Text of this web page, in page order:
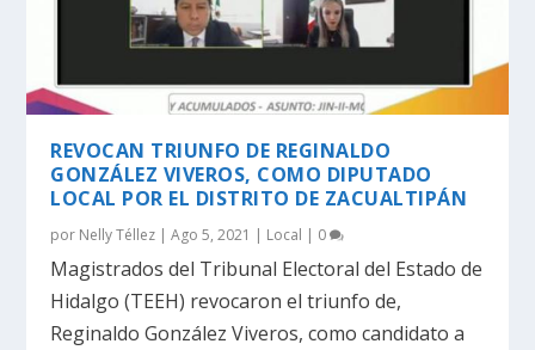
REVOCAN TRIUNFO DE REGINALDO
GONZÁLEZ VIVEROS, COMO DIPUTADO
LOCAL POR EL DISTRITO DE ZACUALTIPÁN
por Nelly Téllez |Ago 5, 2021 | Local | 0
Magistrados del Tribunal Electoral del Estado de
Hidalgo (TEEH) revocaron el triunfo de,
Reginaldo González Viveros, como candidato a